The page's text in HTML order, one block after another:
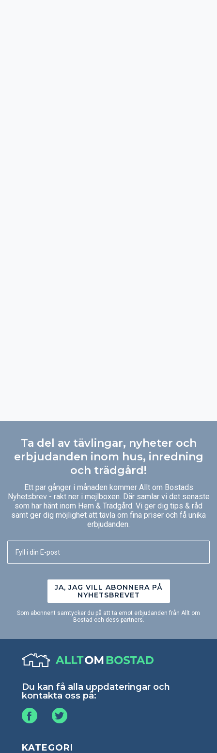
Ta del av tävlingar, nyheter och
erbjudanden inom hus, inredning
och trädgård!
Ett par gånger i månaden kommer Allt om Bostads
Nyhetsbrev - rakt ner i mejlboxen. Där samlar vi det senaste
som har hänt inom Hem & Trädgård. Vi ger dig tips & råd
samt ger dig möjlighet att tävla om fina priser och få unika
erbjudanden.
JA, JAG VILL ABONNERA PÅ
NYHETSBREVET
Som abonnent samtycker du på att ta emot erbjudanden från Allt om
Bostad och dess partners.
Du kan få alla uppdateringar och
kontakta oss på:
KATEGORI